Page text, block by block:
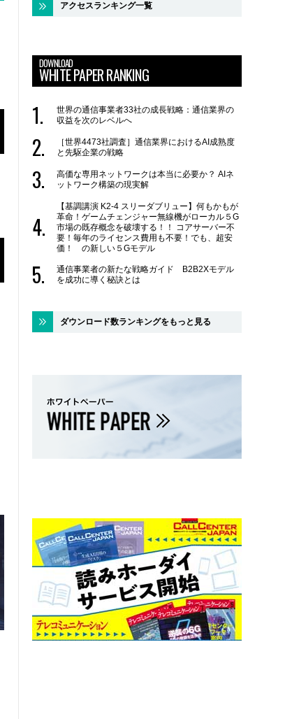
アクセスランキング一覧
DOWNLOAD
WHITE PAPER RANKING
世界の通信事業者33社の成長戦略：通信業界の
収益を次のレベルへ
［世界4473社調査］通信業界におけるAI成熟度
と先駆企業の戦略
高価な専用ネットワークは本当に必要か？ AIネ
ットワーク構築の現実解
【基調講演 K2-4 スリーダブリュー】何もかもが
革命！ゲームチェンジャー無線機がローカル５G
市場の既存概念を破壊する！！ コアサーバー不
要！毎年のライセンス費用も不要！でも、超安
価！ の新しい５Gモデル
通信事業者の新たな戦略ガイド B2B2Xモデル
を成功に導く秘訣とは
ダウンロード数ランキングをもっと見る